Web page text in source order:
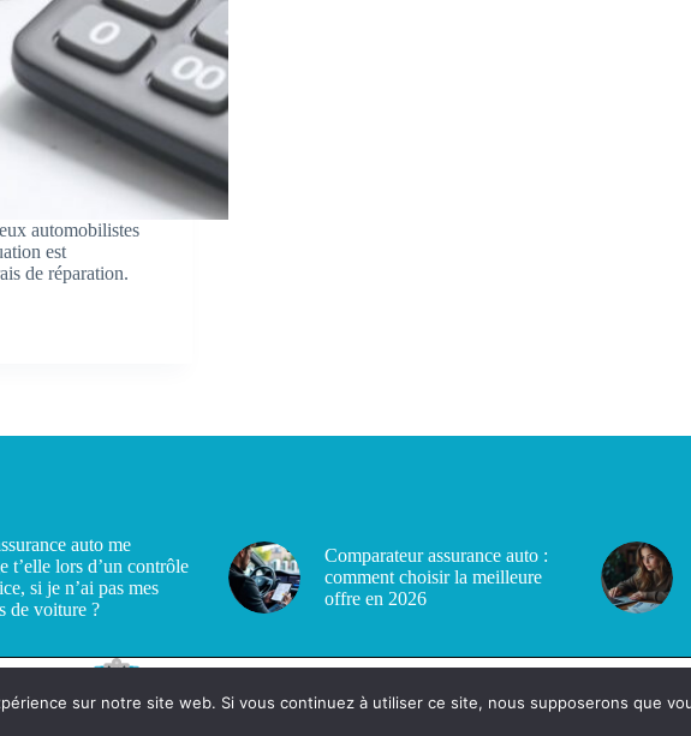
automobilistes
est
de réparation.
auto me
t’elle lors d’un contrôle
si je n’ai pas mes
de voiture ?
Comparateur assurance auto :
comment choisir la meilleure
offre en 2026
sur notre site web. Si vous continuez à utiliser ce site, nous supposerons que